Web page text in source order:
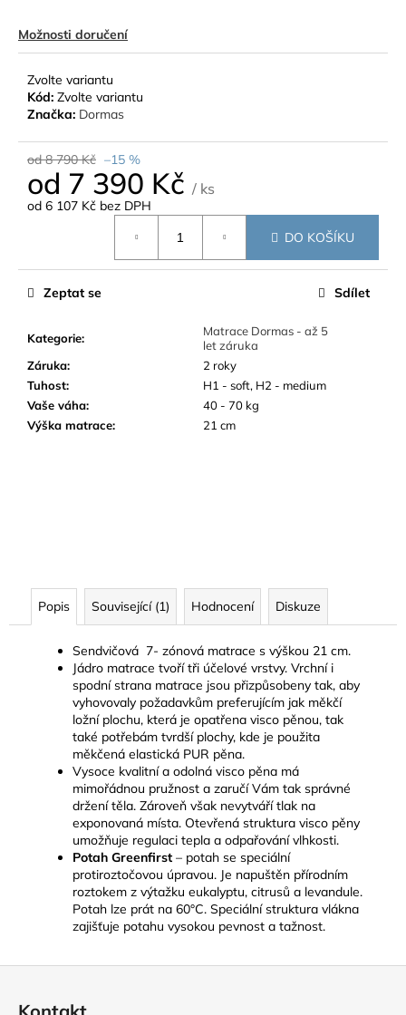
Možnosti doručení
Zvolte variantu
Kód: Zvolte variantu
Značka: Dormas
od 8 790 Kč –15 %
od 7 390 Kč / ks
od 6 107 Kč bez DPH
DO KOŠÍKU
Kategorie:
Matrace Dormas - až 5
let záruka
Záruka:
2 roky
Tuhost:
H1 - soft, H2 - medium
Vaše váha:
40 - 70 kg
Výška matrace: 21 cm
Zeptat se Sdílet
Popis Související (1) Hodnocení Diskuze
Sendvičová 7- zónová matrace s výškou 21 cm.
Jádro matrace tvoří tři účelové vrstvy. Vrchní i
spodní strana matrace jsou přizpůsobeny tak, aby
vyhovovaly požadavkům preferujícím jak měkčí
ložní plochu, která je opatřena visco pěnou, tak
také potřebám tvrdší plochy, kde je použita
měkčená elastická PUR pěna.
Vysoce kvalitní a odolná visco pěna má
mimořádnou pružnost a zaručí Vám tak správné
držení těla. Zároveň však nevytváří tlak na
exponovaná místa. Otevřená struktura visco pěny
umožňuje regulaci tepla a odpařování vlhkosti.
Potah Greenfirst – potah se speciální
protiroztočovou úpravou. Je napuštěn přírodním
roztokem z výtažku eukalyptu, citrusů a levandule.
Potah lze prát na 60°C. Speciální struktura vlákna
zajišťuje potahu vysokou pevnost a tažnost.